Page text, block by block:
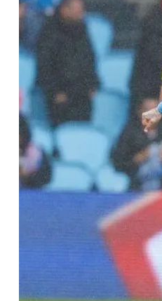
cerrar la
Alberto Bravo
05 MAY 2024 - 18:27h.
Iago Aspas,
Tasos
Compartir
ElCelta